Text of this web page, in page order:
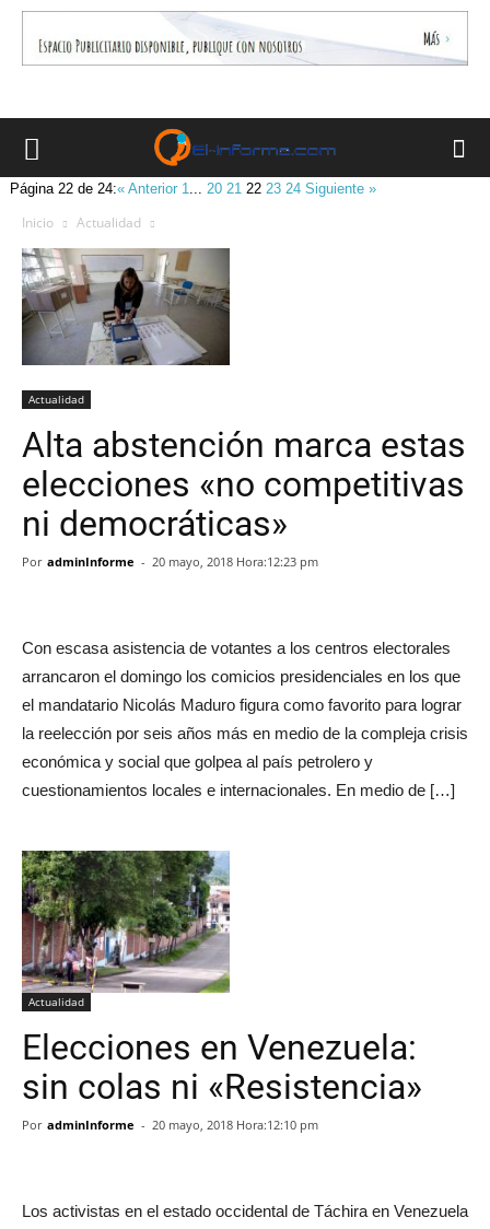
Página 22 de 24:« Anterior 1... 20 21 2223 24 Siguiente »
Inicio Actualidad
Actualidad
Alta abstención marca estas
elecciones «no competitivas
ni democráticas»
Por adminInforme - 20 mayo, 2018 Hora:12:23 pm
Con escasa asistencia de votantes a los centros electorales
arrancaron el domingo los comicios presidenciales en los que
el mandatario Nicolás Maduro figura como favorito para lograr
la reelección por seis años más en medio de la compleja crisis
económica y social que golpea al país petrolero y
cuestionamientos locales e internacionales. En medio de […]
Actualidad
Elecciones en Venezuela:
sin colas ni «Resistencia»
Por adminInforme - 20 mayo, 2018 Hora:12:10 pm
Los activistas en el estado occidental de Táchira en Venezuela